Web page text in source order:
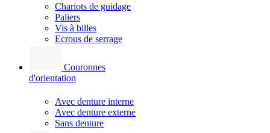
Chariots de guidage
Paliers
Vis à billes
Ecrous de serrage
Couronnes
d'orientation
Avec denture interne
Avec denture externe
Sans denture